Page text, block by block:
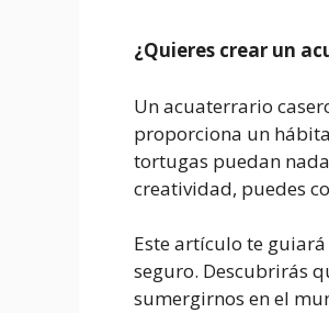
¿Quieres crear un
Un acuaterrario
proporciona un
tortugas puedan
creatividad, puedes
Este artículo te
seguro. Descubrirás
sumergirnos en el